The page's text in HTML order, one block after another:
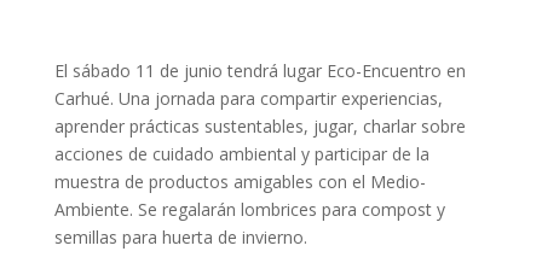
El sábado 11 de junio tendrá lugar Eco-Encuentro en
Carhué. Una jornada para compartir experiencias,
aprender prácticas sustentables, jugar, charlar sobre
acciones de cuidado ambiental y participar de la
muestra de productos amigables con el Medio-
Ambiente. Se regalarán lombrices para compost y
semillas para huerta de invierno.